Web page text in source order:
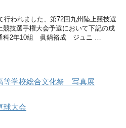
行われました、第72回九州陸上競技選
技選手権大会予選において下記の成
科2年10組 眞鍋裕成 ジュニ …
等学校総合文化祭 写真展
球大会